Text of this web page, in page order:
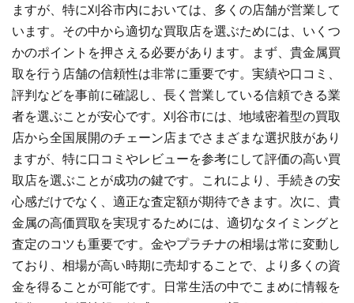
ますが、特に刈谷市内においては、多くの店舗が営業して
います。その中から適切な買取店を選ぶためには、いくつ
かのポイントを押さえる必要があります。まず、貴金属買
取を行う店舗の信頼性は非常に重要です。実績や口コミ、
評判などを事前に確認し、長く営業している信頼できる業
者を選ぶことが安心です。刈谷市には、地域密着型の買取
店から全国展開のチェーン店までさまざまな選択肢があり
ますが、特に口コミやレビューを参考にして評価の高い買
取店を選ぶことが成功の鍵です。これにより、手続きの安
心感だけでなく、適正な査定額が期待できます。次に、貴
金属の高価買取を実現するためには、適切なタイミングと
査定のコツも重要です。金やプラチナの相場は常に変動し
ており、相場が高い時期に売却することで、より多くの資
金を得ることが可能です。日常生活の中でこまめに情報を